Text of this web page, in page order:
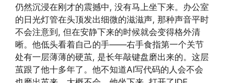
仍然沉浸在刚才的震撼中, 没有马上坐下来。办公室
的日光灯管在头顶发出细微的滋滋声, 那种声音平时
不会注意到, 但在安静下来的时候就会变得格外清
晰。他低头看着自己的手——右手食指第一个关节
处有一层薄薄的硬茧, 是长年敲键盘磨出来的。这层
茧跟了他十多年了。他不知道AI写代码的人会不会